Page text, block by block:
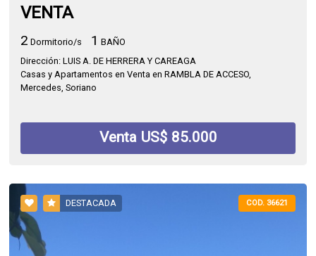
VENTA
2 Dormitorio/s 1 BAÑO
Dirección: LUIS A. DE HERRERA Y CAREAGA
Casas y Apartamentos en Venta en RAMBLA DE ACCESO,
Mercedes, Soriano
Venta US$ 85.000
DESTACADA COD. 36621